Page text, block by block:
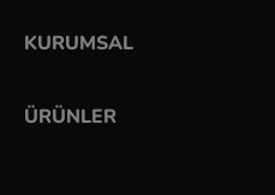
KURUMSAL
ÜRÜNLER